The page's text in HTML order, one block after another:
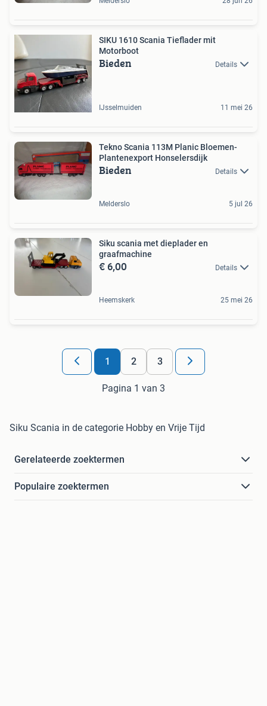
SIKU 1610 Scania Tieflader mit
Motorboot
Bieden Details
IJsselmuiden 11 mei 26
Tekno Scania 113M Planic Bloemen-
Plantenexport Honselersdijk
Bieden Details
Melderslo 5 jul 26
Siku scania met dieplader en
graafmachine
€ 6,00 Details
Heemskerk 25 mei 26
1 2 3
Pagina 1 van 3
Siku Scania in de categorie Hobby en Vrije Tijd
Gerelateerde zoektermen
Populaire zoektermen